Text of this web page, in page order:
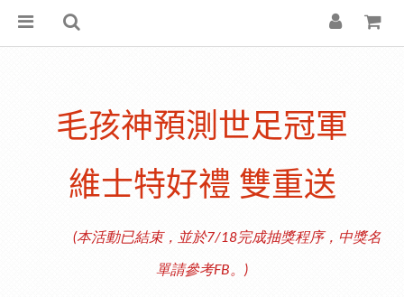
毛孩神預測世足冠軍
維士特好禮 雙重送
(本活動已結束，並於7/18完成抽獎程序， 中獎名
單請參考FB。)